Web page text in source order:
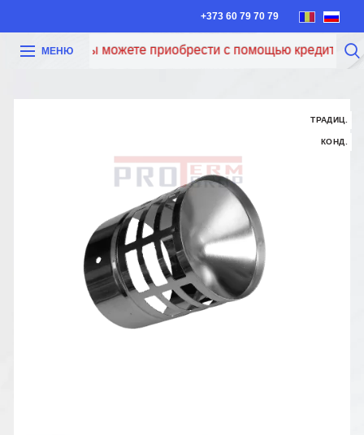
+373 60 79 70 79
МЕНЮ
Теперь вы можете приобрести с помощью кредита
ТРАДИЦ.
КОНД.